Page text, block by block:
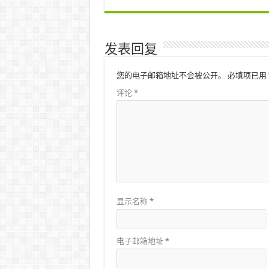
发表回复
您的电子邮箱地址不会被公开。 必填项已用
评论 *
显示名称 *
电子邮箱地址 *